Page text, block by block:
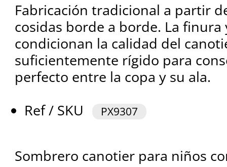
Fabricación tradicional a partir
cosidas borde a borde. La finura
condicionan la calidad del
suficientemente rígido para
perfecto entre la copa y su ala.
Ref / SKU
PX9307
Sombrero canotier para niños